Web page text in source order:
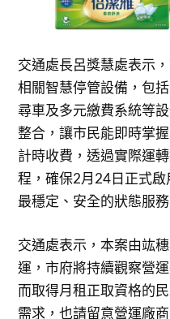
交通處長呂獎慧處表示
相關智慧停管設備，包
尋車及多元繳費系統等
整合，讓市民能即時掌
計時收費，透過實際運
程，確保2月24日正式
最穩定、安全的狀態服務
交通處表示，本案由竑
運，市府將持續觀察營
而取得月租正取資格的
需求，也請留意營運廠